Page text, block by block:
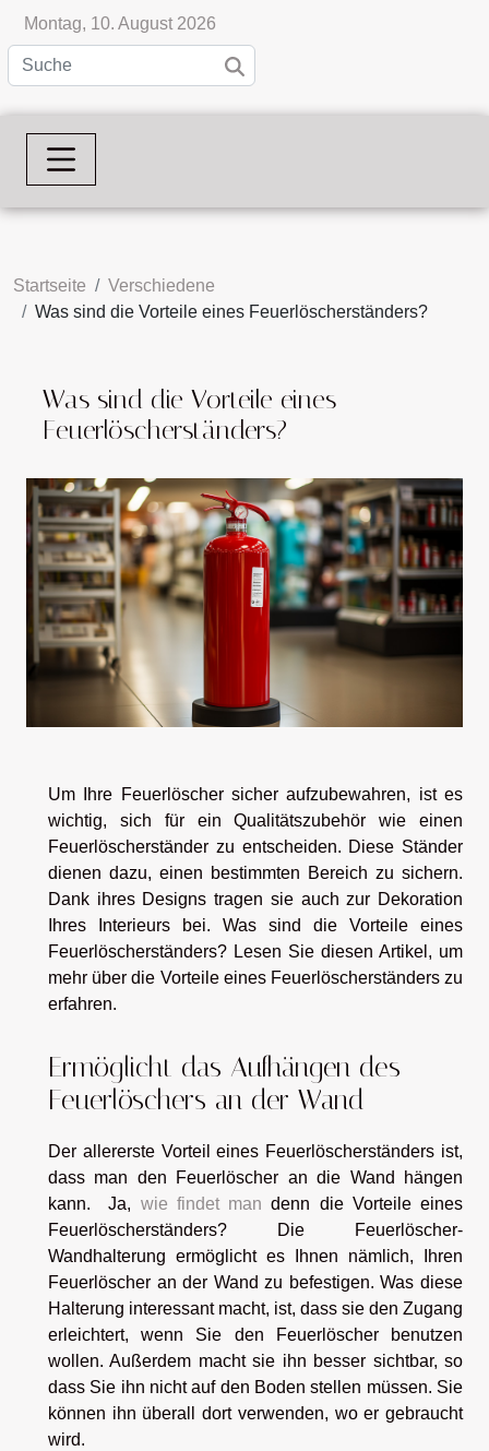
Montag, 10. August 2026
Startseite
Verschiedene
Was sind die Vorteile eines Feuerlöscherständers?
Was sind die Vorteile eines
Feuerlöscherständers?
Um Ihre Feuerlöscher sicher aufzubewahren, ist es
wichtig, sich für ein Qualitätszubehör wie einen
Feuerlöscherständer zu entscheiden. Diese Ständer
dienen dazu, einen bestimmten Bereich zu sichern.
Dank ihres Designs tragen sie auch zur Dekoration
Ihres Interieurs bei. Was sind die Vorteile eines
Feuerlöscherständers? Lesen Sie diesen Artikel, um
mehr über die Vorteile eines Feuerlöscherständers zu
erfahren.
Ermöglicht das Aufhängen des
Feuerlöschers an der Wand
Der allererste Vorteil eines Feuerlöscherständers ist,
dass man den Feuerlöscher an die Wand hängen
kann. Ja, wie findet mandenn die Vorteile eines
Feuerlöscherständers? Die Feuerlöscher-
Wandhalterung ermöglicht es Ihnen nämlich, Ihren
Feuerlöscher an der Wand zu befestigen. Was diese
Halterung interessant macht, ist, dass sie den Zugang
erleichtert, wenn Sie den Feuerlöscher benutzen
wollen. Außerdem macht sie ihn besser sichtbar, so
dass Sie ihn nicht auf den Boden stellen müssen. Sie
können ihn überall dort verwenden, wo er gebraucht
wird.